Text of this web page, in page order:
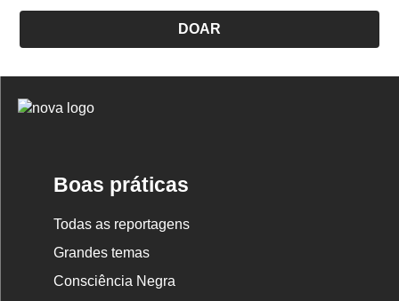
DOAR
Logo
Boas práticas
Todas as reportagens
Grandes temas
Consciência Negra